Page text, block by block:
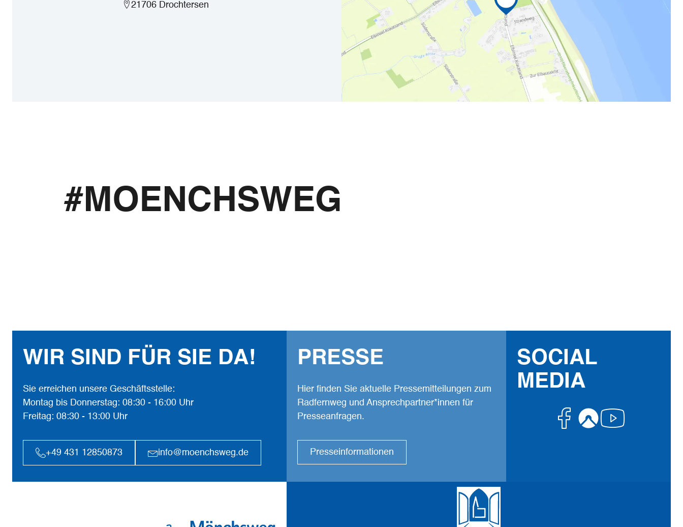
21706 Drochtersen
#MOENCHSWEG
WIR SIND FÜR SIE DA!
Sie erreichen unsere Geschäftsstelle:
Montag bis Donnerstag: 08:30 - 16:00 Uhr
Freitag: 08:30 - 13:00 Uhr
+49 431 12850873 info@moenchsweg.de
PRESSE
Hier finden Sie aktuelle Pressemitteilungen zum
Radfernweg und Ansprechpartner*innen für
Presseanfragen.
Presseinformationen
SOCIAL
MEDIA
Facebook
Komoot